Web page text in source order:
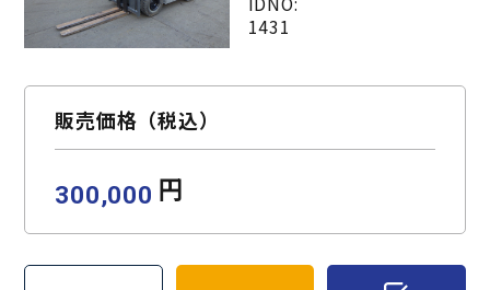
1431
販売価格（税込）
300,000 円